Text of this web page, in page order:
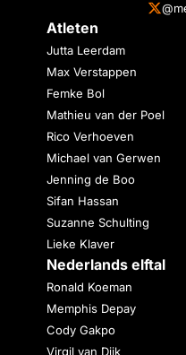
Atleten
Jutta Leerdam
Max Verstappen
Femke Bol
Mathieu van der Poel
Rico Verhoeven
Michael van Gerwen
Jenning de Boo
Sifan Hassan
Suzanne Schulting
Lieke Klaver
Nederlands elftal
Ronald Koeman
Memphis Depay
Cody Gakpo
Virgil van Dijk